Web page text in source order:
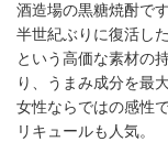
酒造場の黒糖焼酎です
半世紀ぶりに復活し
という高価な素材の
り、うまみ成分を最
女性ならではの感性
リキュールも人気。